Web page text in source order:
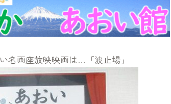
名画座放映映画は…「波止場」